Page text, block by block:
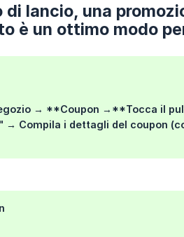
lancio, una
è un ottimo modo
→ **Coupon →**Tocca il
→ Compila i dettagli del coupon